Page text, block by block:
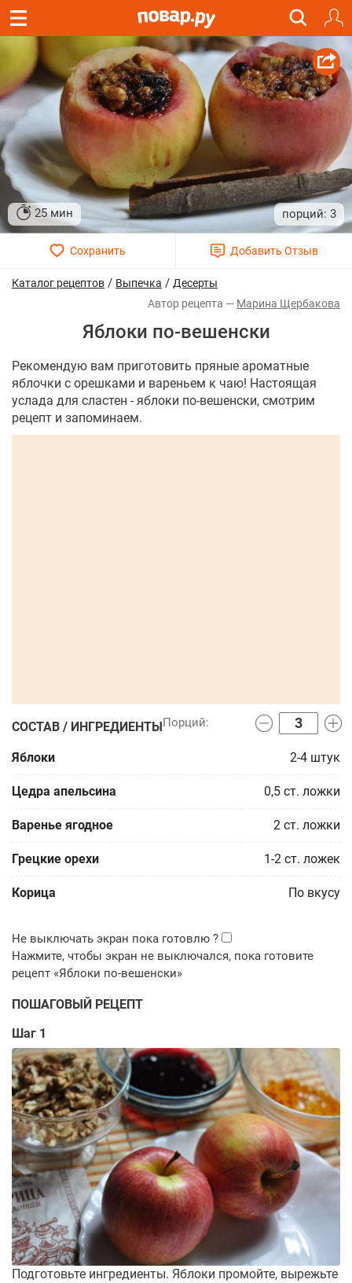
25 мин 3
Каталог рецептов / Выпечка / Десерты
Марина Щербакова
Яблоки по-вешенски
Рекомендую вам приготовить пряные ароматные
яблочки с орешками и вареньем к чаю! Настоящая
услада для сластен - яблоки по-вешенски, смотрим
рецепт и запоминаем.
СОСТАВ / ИНГРЕДИЕНТЫ
Яблоки 2-4 штук
Цедра апельсина 0,5 ст. ложки
Варенье ягодное 2 ст. ложки
Грецкие орехи 1-2 ст. ложек
Корица По вкусу
ПОШАГОВЫЙ РЕЦЕПТ
Шаг 1
Подготовьте ингредиенты. Яблоки промойте, вырежьте